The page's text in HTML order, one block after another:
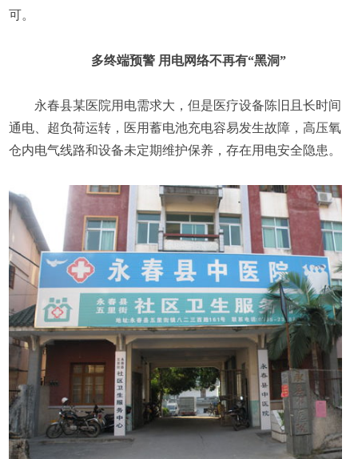
可。
多终端预警 用电网络不再有“黑洞”
永春县某医院用电需求大，但是医疗设备陈旧且长时间
通电、超负荷运转，医用蓄电池充电容易发生故障，高压氧
仓内电气线路和设备未定期维护保养，存在用电安全隐患。